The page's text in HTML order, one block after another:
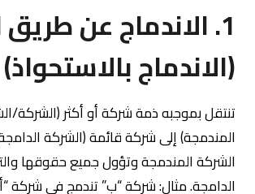
1. الاندماج عن
(الاندماج بالاستحواذ)
تنتقل بموجبه ذمة شركة أو أكثر (الشركة/
المندمجة) إلى شركة قائمة (الشركة
الشركة المندمجة وتؤول جميع حقوقها
الدامجة. مثال: شركة “ب” تندمج في شركة